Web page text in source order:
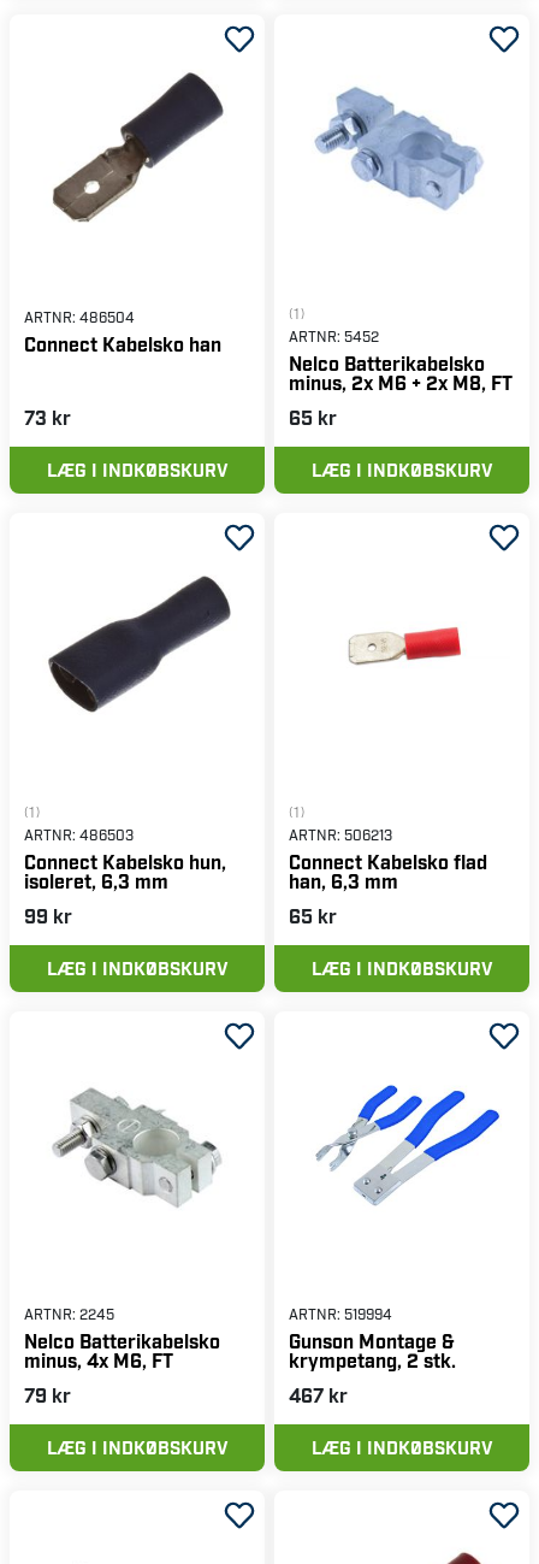
ARTNR: 486504
Connect Kabelsko han
73 kr
LÆG I INDKØBSKURV
(1)
ARTNR: 5452
Nelco Batterikabelsko
minus, 2x M6 + 2x M8, FT
65 kr
LÆG I INDKØBSKURV
(1)
ARTNR: 486503
Connect Kabelsko hun,
isoleret, 6,3 mm
99 kr
LÆG I INDKØBSKURV
(1)
ARTNR: 506213
Connect Kabelsko flad
han, 6,3 mm
65 kr
LÆG I INDKØBSKURV
ARTNR: 2245
Nelco Batterikabelsko
minus, 4x M6, FT
79 kr
LÆG I INDKØBSKURV
ARTNR: 519994
Gunson Montage &
krympetang, 2 stk.
467 kr
LÆG I INDKØBSKURV